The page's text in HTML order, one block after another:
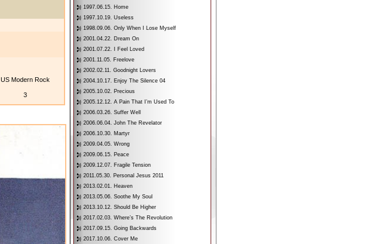
US Modern Rock
3
1997.06.15. Home
1997.10.19. Useless
1998.09.06. Only When I Lose Myself
2001.04.22. Dream On
2001.07.22. I Feel Loved
2001.11.05. Freelove
2002.02.11. Goodnight Lovers
2004.10.17. Enjoy The Silence 04
2005.10.02. Precious
2005.12.12. A Pain That I’m Used To
2006.03.26. Suffer Well
2006.06.04. John The Revelator
2006.10.30. Martyr
2009.04.05. Wrong
2009.06.15. Peace
2009.12.07. Fragile Tension
2011.05.30. Personal Jesus 2011
2013.02.01. Heaven
2013.05.06. Soothe My Soul
2013.10.12. Should Be Higher
2017.02.03. Where’s The Revolution
2017.09.15. Going Backwards
2017.10.06. Cover Me